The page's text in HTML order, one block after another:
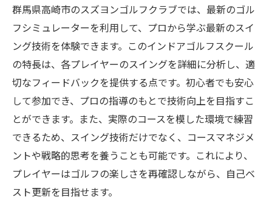
群馬県高崎市のスズヨンゴルフクラブでは、最新のゴル
フシミュレーターを利用して、プロから学ぶ最新のスイ
ング技術を体験できます。このインドアゴルフスクール
の特長は、各プレイヤーのスイングを詳細に分析し、適
切なフィードバックを提供する点です。初心者でも安心
して参加でき、プロの指導のもとで技術向上を目指すこ
とができます。また、実際のコースを模した環境で練習
できるため、スイング技術だけでなく、コースマネジメ
ントや戦略的思考を養うことも可能です。これにより、
プレイヤーはゴルフの楽しさを再確認しながら、自己ベ
スト更新を目指せます。